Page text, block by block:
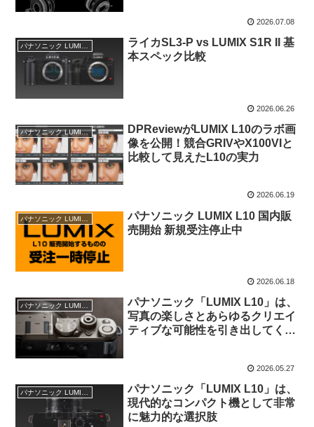
2026.07.08
ライカSL3-P vs LUMIX S1R II 基
本スペック比較
2026.06.26
パナソニック LUMIX情報
DPReviewがLUMIX L10のラボ画
像を公開！競合GRIVやX100VIと
比較して見えたL10の実力
2026.06.19
パナソニック LUMIX L10 国内販
売開始 新規受注停止中
2026.06.18
パナソニック「LUMIX L10」は、
写真の楽しさとあらゆるクリエイ
ティブな可能性を引き出してくれ
2026.05.27
パナソニック「LUMIX L10」は、
現代的なコンパクト機として非常
に魅力的な選択肢